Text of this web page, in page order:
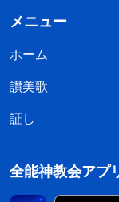
メニュー
ホーム
讃美歌
証し
全能神教会アプ